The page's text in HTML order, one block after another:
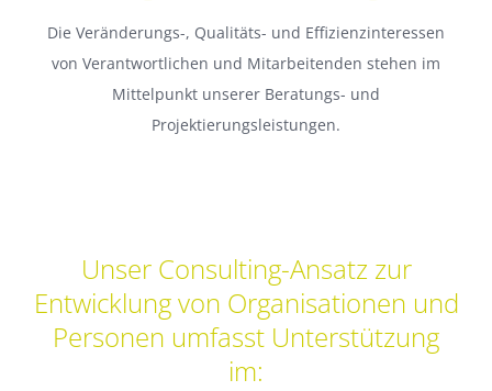
Die Veränderungs-, Qualitäts- und Effizienzinteressen
von Verantwortlichen und Mitarbeitenden stehen im
Mittelpunkt unserer Beratungs- und
Projektierungsleistungen.
Unser Consulting-Ansatz zur
Entwicklung von Organisationen und
Personen umfasst Unterstützung
im: